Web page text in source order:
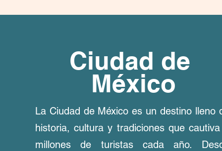
Ciudad de
México
La Ciudad de México es un destino lleno
historia, cultura y tradiciones que
millones de turistas cada año.